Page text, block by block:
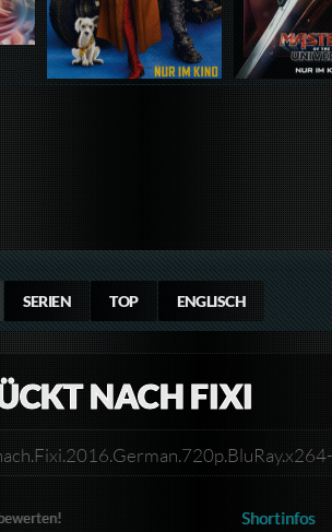
SERIEN TOP ENGLISCH
NACH FIXI
Shortinfos